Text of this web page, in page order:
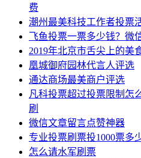
费
潮州最美科技工作者投票
飞鱼投票一票多少钱？微
2019年北京市舌尖上的美
凰城御府园林代言人评选
通达商场最美商户评选
凡科投票超过投票限制怎
刷
微信文章留言点赞神器
专业投票刷票投1000票多
怎么请水军刷票